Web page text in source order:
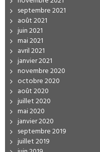
septembre 2021
août 2021
juin 2021
mai 2021
avril 2021
janvier 2021
novembre 2020
octobre 2020
août 2020
juillet 2020
mai 2020
janvier 2020
septembre 2019
juillet 2019